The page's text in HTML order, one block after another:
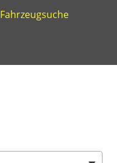
Fahrzeugsuche